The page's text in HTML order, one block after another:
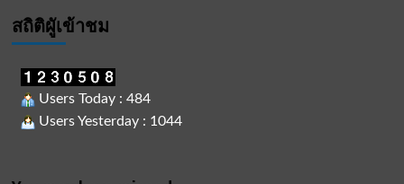
สถิติผูัเข้าชม
Users Today : 484
Users Yesterday : 1044